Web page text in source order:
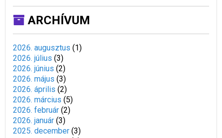
ARCHÍVUM
2026. augusztus (1)
2026. július (3)
2026. június (2)
2026. május (3)
2026. április (2)
2026. március (5)
2026. február (2)
2026. január (3)
2025. december (3)